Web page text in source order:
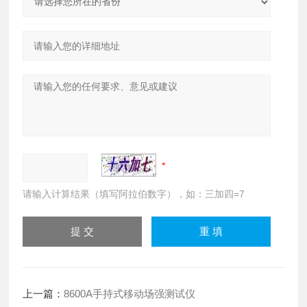
请输入计算结果（填写阿拉伯数字），如：三加四=7
上一篇：8600A手持式移动场强测试仪